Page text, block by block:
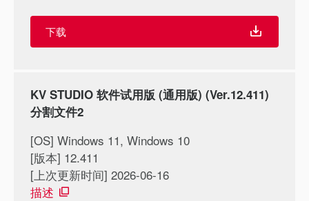
下载
KV STUDIO 软件试用版 (通用版) (Ver.12.411)
分割文件2
[OS] Windows 11, Windows 10
[版本] 12.411
[上次更新时间] 2026-06-16
描述